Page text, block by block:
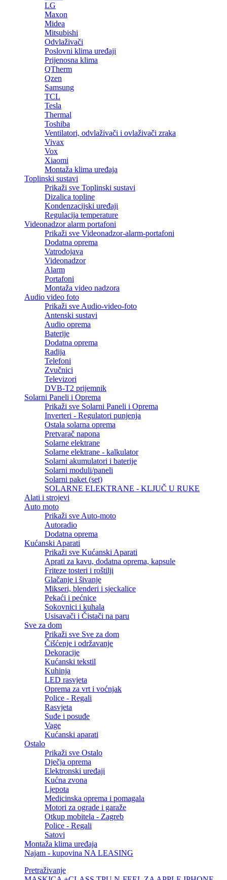
LG
Maxon
Midea
Mitsubishi
Odvlaživači
Poslovni klima uređaji
Prijenosna klima
QTherm
Qzen
Samsung
TCL
Tesla
Thermal
Toshiba
Ventilatori, odvlaživači i ovlaživači zraka
Vivax
Vox
Xiaomi
Montaža klima uređaja
Toplinski sustavi
Prikaži sve Toplinski sustavi
Dizalica topline
Kondenzacijski uređaji
Regulacija temperature
Videonadzor alarm portafoni
Prikaži sve Videonadzor-alarm-portafoni
Dodatna oprema
Vatrodojava
Videonadzor
Alarm
Portafoni
Montaža video nadzora
Audio video foto
Prikaži sve Audio-video-foto
Antenski sustavi
Audio oprema
Baterije
Dodatna oprema
Radija
Telefoni
Zvučnici
Televizori
DVB-T2 prijemnik
Solarni Paneli i Oprema
Prikaži sve Solarni Paneli i Oprema
Inverteri - Regulatori punjenja
Ostala solarna oprema
Pretvarač napona
Solarne elektrane
Solarne elektrane - kalkulator
Solarni akumulatori i baterije
Solarni moduli/paneli
Solarni paket (set)
SOLARNE ELEKTRANE - KLJUČ U RUKE
Alati i strojevi
Auto moto
Prikaži sve Auto-moto
Autoradio
Dodatna oprema
Kućanski Aparati
Prikaži sve Kućanski Aparati
Aprati za kavu, dodatna oprema, kapsule
Friteze tosteri i roštilji
Glačanje i šivanje
Mikseri, blenderi i sjeckalice
Pekaći i pećnice
Sokovnici i kuhala
Usisavači i Čistači na paru
Sve za dom
Prikaži sve Sve za dom
Čišćenje i održavanje
Dekoracije
Kućanski tekstil
Kuhinja
LED rasvjeta
Oprema za vrt i voćnjak
Police - Regali
Rasvjeta
Suđe i posuđe
Vage
Kućanski aparati
Ostalo
Prikaži sve Ostalo
Dječja oprema
Elektronski uređaji
Kućna zvona
Ljepota
Medicinska oprema i pomagala
Motori za ograde i garaže
Otkup mobitela - Zagreb
Police - Regali
Satovi
Montaža klima uređaja
Najam - kupovina NA LEASING
Pretraživanje